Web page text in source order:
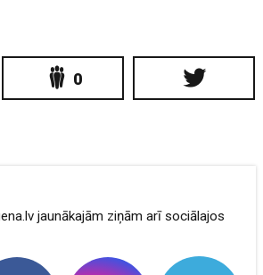
0
jaunākajām ziņām arī sociālajos